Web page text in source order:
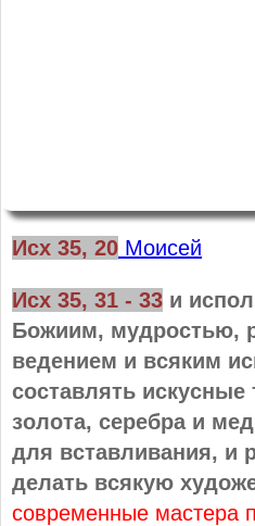
Исх 35, 20 Моисей
Исх 35, 31 - 33 и
Божиим, мудростью,
ведением и всяким
составлять искусные
золота, серебра и
для вставливания, и
делать всякую
современные мастера